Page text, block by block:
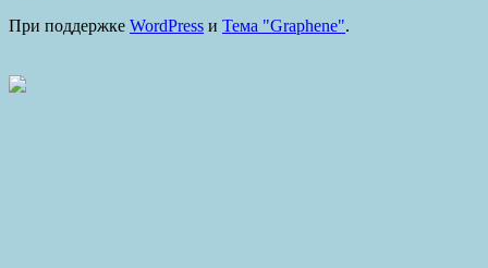
При поддержке WordPress и Тема "Graphene".